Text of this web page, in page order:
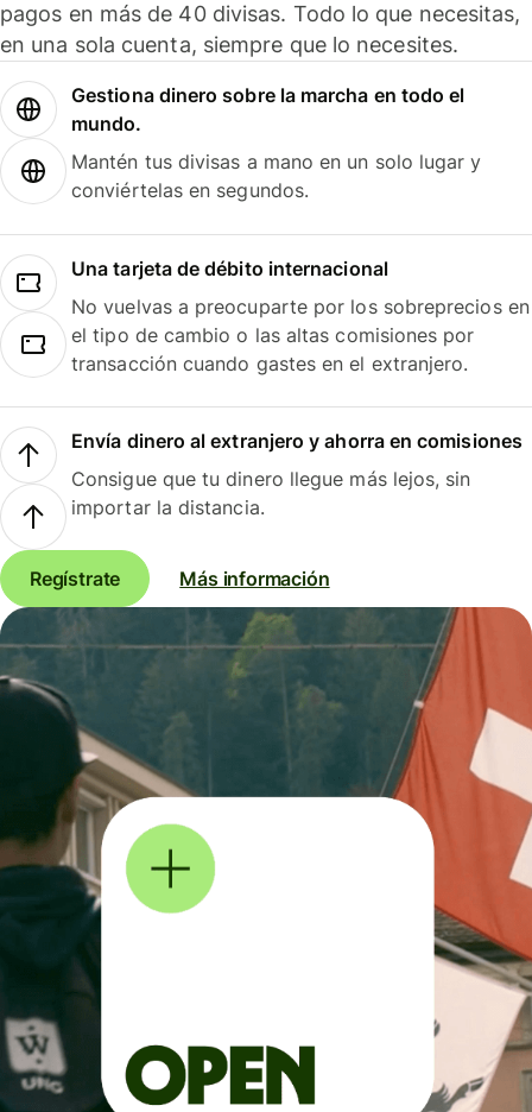
pagos en más de 40 divisas. Todo lo que necesitas,
en una sola cuenta, siempre que lo necesites.
Gestiona dinero sobre la marcha en todo el
mundo.
Mantén tus divisas a mano en un solo lugar y
conviértelas en segundos.
Una tarjeta de débito internacional
No vuelvas a preocuparte por los sobreprecios en
el tipo de cambio o las altas comisiones por
transacción cuando gastes en el extranjero.
Envía dinero al extranjero y ahorra en comisiones
Consigue que tu dinero llegue más lejos, sin
importar la distancia.
Regístrate Más información